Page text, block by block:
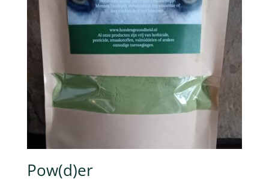
Pow(d)er